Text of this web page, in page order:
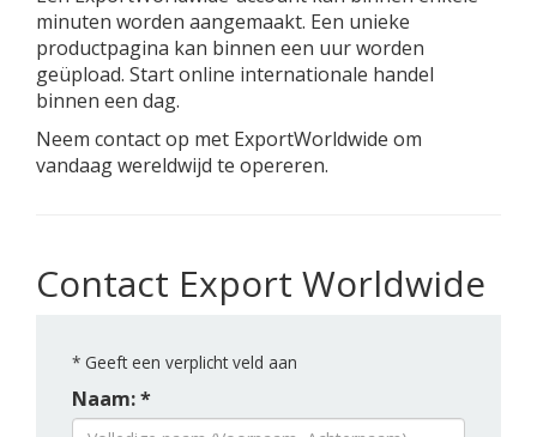
minuten worden aangemaakt. Een unieke
productpagina kan binnen een uur worden
geüpload. Start online internationale handel
binnen een dag.
Neem contact op met ExportWorldwide om
vandaag wereldwijd te opereren.
Contact Export Worldwide
* Geeft een verplicht veld aan
Naam: *